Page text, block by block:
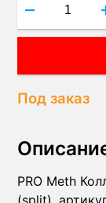
Под заказ
PRO Meth
(split),